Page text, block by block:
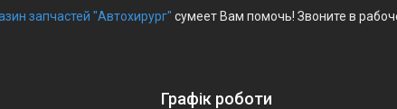
запчастей "Автохирург" сумеет Вам помочь! Звоните в
Графік роботи